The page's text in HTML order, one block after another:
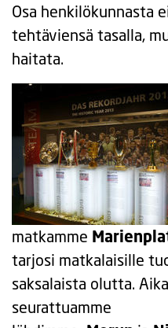
Osa henkilökunnasta
tehtäviensä tasalla,
haitata.
matkamme
tarjosi matkalaisille
saksalaista olutta.
seurattuamme